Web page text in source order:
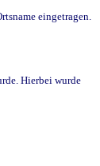
eingetragen.
Hierbei wurde